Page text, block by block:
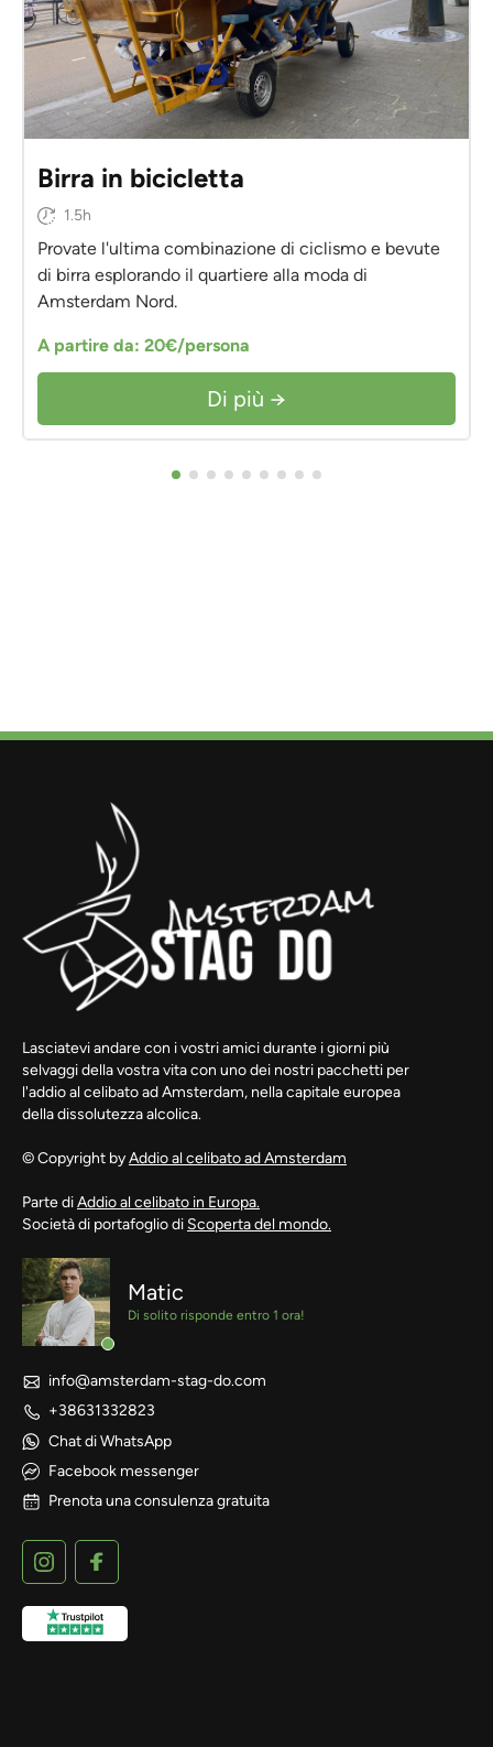
Birra in bicicletta
1.5h
Provate l'ultima combinazione di ciclismo e bevute
di birra esplorando il quartiere alla moda di
Amsterdam Nord.
A partire da: 20€/persona
Di più →
Lasciatevi andare con i vostri amici durante i giorni più
selvaggi della vostra vita con uno dei nostri pacchetti per
l'addio al celibato ad Amsterdam, nella capitale europea
della dissolutezza alcolica.
© Copyright byAddio al celibato ad Amsterdam
Parte diAddio al celibato in Europa.
Società di portafoglio di Scoperta del mondo.
Matic
Di solito risponde entro 1 ora!
info@amsterdam-stag-do.com
+38631332823
Chat di WhatsApp
Facebook messenger
Prenota una consulenza gratuita